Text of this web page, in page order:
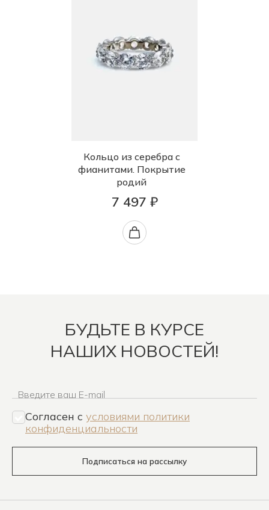
Кольцо из серебра с
фианитами. Покрытие
родий
7 497 ₽
БУДЬТЕ В КУРСЕ
НАШИХ НОВОСТЕЙ!
Введите ваш E-mail
Согласен c условиями политики
конфиденциальности
Подписаться на рассылку